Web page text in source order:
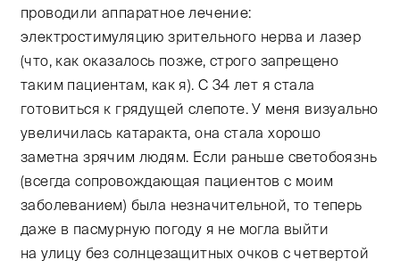
проводили аппаратное лечение:
электростимуляцию зрительного нерва и лазер
(что, как оказалось позже, строго запрещено
таким пациентам, как я). С 34 лет я стала
готовиться к грядущей слепоте. У меня визуально
увеличилась катаракта, она стала хорошо
заметна зрячим людям. Если раньше светобоязнь
(всегда сопровождающая пациентов с моим
заболеванием) была незначительной, то теперь
даже в пасмурную погоду я не могла выйти
на улицу без солнцезащитных очков с четвертой